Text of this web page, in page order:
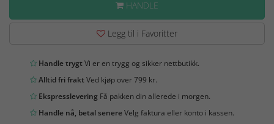
HANDLE
Legg til i Favoritter
Handle trygtVi er en trygg og sikker nettbutikk.
Alltid fri fraktVed kjøp over 799 kr.
Ekspresslevering Få pakken din allerede i morgen.
Handle nå, betal senereVelg faktura eller konto i kassen.